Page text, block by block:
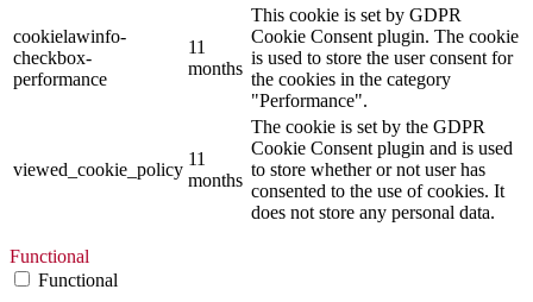
cookielawinfo-
checkbox-
performance
11
months
This cookie is set by GDPR
Cookie Consent plugin. The cookie
is used to store the user consent for
the cookies in the category
"Performance".
viewed_cookie_policy
11
months
The cookie is set by the GDPR
Cookie Consent plugin and is used
to store whether or not user has
consented to the use of cookies. It
does not store any personal data.
Functional
Functional